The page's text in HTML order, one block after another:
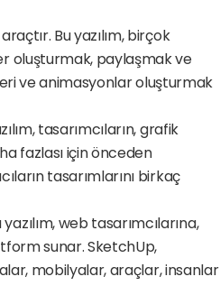
Bu yazılım, birçok
oluşturmak, paylaşmak ve
ve animasyonlar oluşturmak
tasarımcıların, grafik
fazlası için önceden
tasarımlarını birkaç
web tasarımcılarına,
sunar. SketchUp,
mobilyalar, araçlar, insanlar